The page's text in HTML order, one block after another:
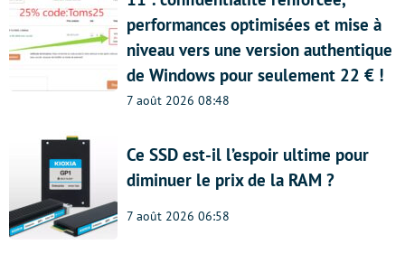
performances optimisées et mise à
niveau vers une version authentique
de Windows pour seulement 22 € !
7 août 2026 08:48
Ce SSD est-il l’espoir ultime pour
diminuer le prix de la RAM ?
7 août 2026 06:58